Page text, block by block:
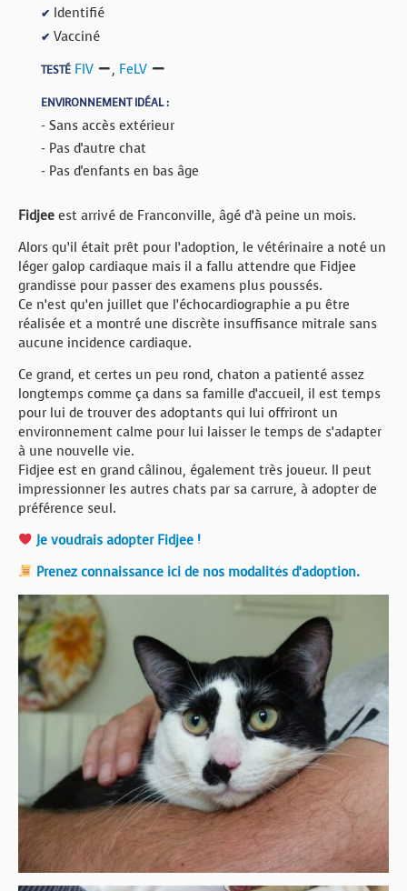
✔ Identifié
✔ Vacciné
TESTÉ FIV , FeLV
ENVIRONNEMENT IDÉAL :
- Sans accès extérieur
- Pas d'autre chat
- Pas d'enfants en bas âge
Fidjee est arrivé de Franconville, âgé d’à peine un mois.
Alors qu’il était prêt pour l’adoption, le vétérinaire a noté un
léger galop cardiaque mais il a fallu attendre que Fidjee
grandisse pour passer des examens plus poussés.
Ce n’est qu’en juillet que l’échocardiographie a pu être
réalisée et a montré une discrète insuffisance mitrale sans
aucune incidence cardiaque.
Ce grand, et certes un peu rond, chaton a patienté assez
longtemps comme ça dans sa famille d’accueil, il est temps
pour lui de trouver des adoptants qui lui offriront un
environnement calme pour lui laisser le temps de s’adapter
à une nouvelle vie.
Fidjee est en grand câlinou, également très joueur. Il peut
impressionner les autres chats par sa carrure, à adopter de
préférence seul.
Je voudrais adopter Fidjee !
Prenez connaissance ici de nos modalités d’adoption.